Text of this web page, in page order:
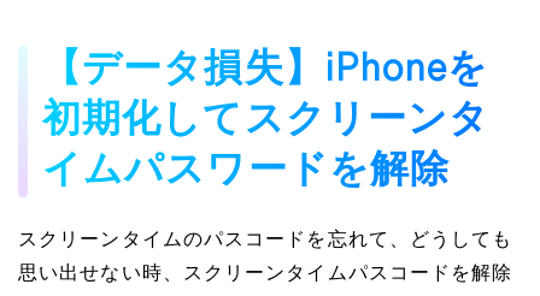
【データ損失】iPhoneを
初期化してスクリーンタ
イムパスワードを解除
スクリーンタイムのパスコードを忘れて、どうしても
思い出せない時、スクリーンタイムパスコードを解除